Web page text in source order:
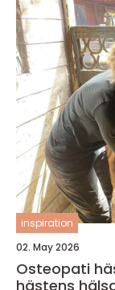
inspiration
02. May 2026
Osteopati häst så kan behandling
hästens